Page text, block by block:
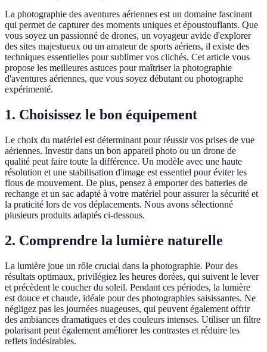
La photographie des aventures aériennes est un domaine fascinant
qui permet de capturer des moments uniques et époustouflants. Que
vous soyez un passionné de drones, un voyageur avide d'explorer
des sites majestueux ou un amateur de sports aériens, il existe des
techniques essentielles pour sublimer vos clichés. Cet article vous
propose les meilleures astuces pour maîtriser la photographie
d'aventures aériennes, que vous soyez débutant ou photographe
expérimenté.
1. Choisissez le bon équipement
Le choix du matériel est déterminant pour réussir vos prises de vue
aériennes. Investir dans un bon appareil photo ou un drone de
qualité peut faire toute la différence. Un modèle avec une haute
résolution et une stabilisation d'image est essentiel pour éviter les
flous de mouvement. De plus, pensez à emporter des batteries de
rechange et un sac adapté à votre matériel pour assurer la sécurité et
la praticité lors de vos déplacements. Nous avons sélectionné
plusieurs produits adaptés ci-dessous.
2. Comprendre la lumière naturelle
La lumière joue un rôle crucial dans la photographie. Pour des
résultats optimaux, privilégiez les heures dorées, qui suivent le lever
et précèdent le coucher du soleil. Pendant ces périodes, la lumière
est douce et chaude, idéale pour des photographies saisissantes. Ne
négligez pas les journées nuageuses, qui peuvent également offrir
des ambiances dramatiques et des couleurs intenses. Utiliser un filtre
polarisant peut également améliorer les contrastes et réduire les
reflets indésirables.